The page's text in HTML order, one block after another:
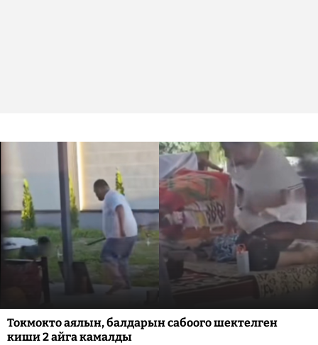
Токмокто аялын, балдарын сабоого шектелген
киши 2 айга камалды